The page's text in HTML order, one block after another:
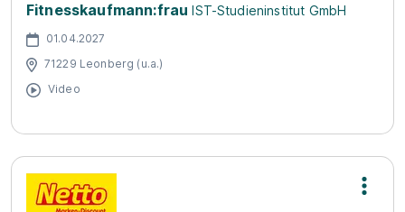
Fitnesskaufmann:frau IST-Studieninstitut GmbH
01.04.2027
71229 Leonberg (u.a.)
Video